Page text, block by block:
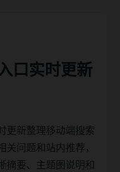
口实时更新
更新整理移动端搜索
关问题和站内推荐，
摘要、主题图说明和